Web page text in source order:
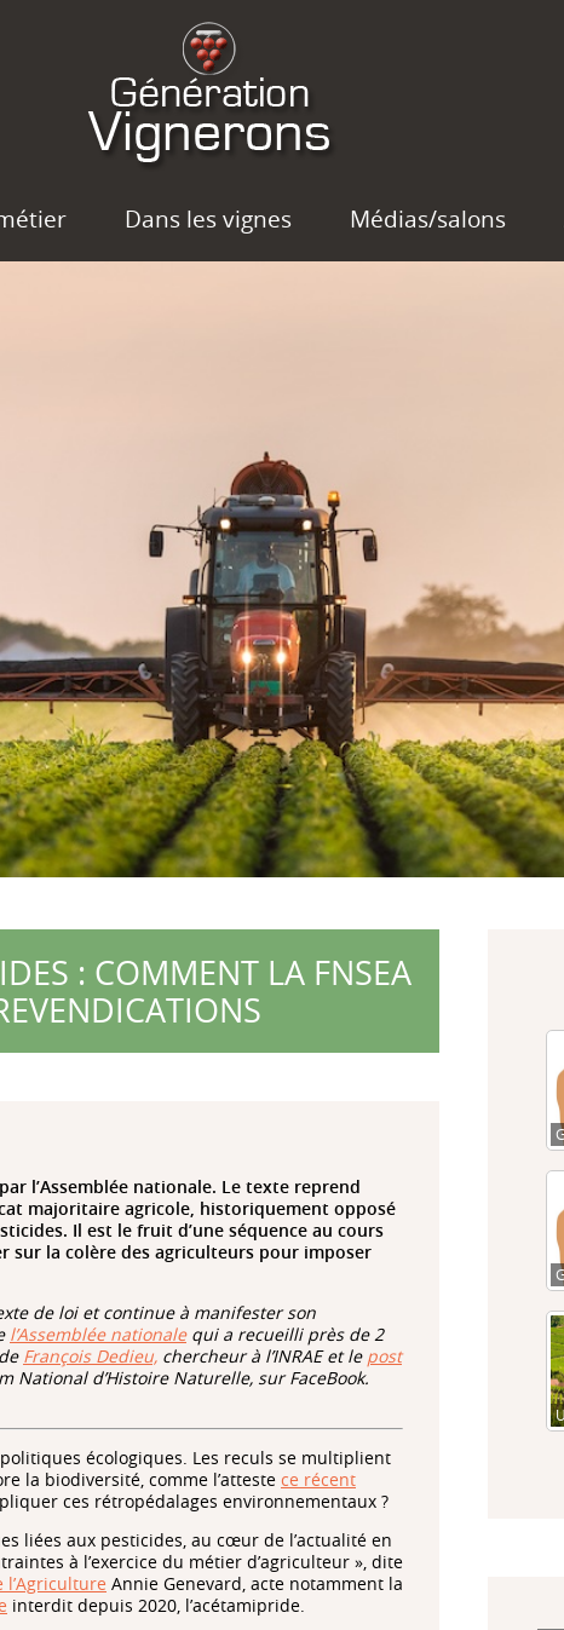
Dans les vignes Médias/salons
: COMMENT LA FNSEA
l’Assemblée nationale. Le texte reprend
majoritaire agricole, historiquement opposé
Il est le fruit d’une séquence au cours
sur la colère des agriculteurs pour imposer
de loi et continue à manifester son
l’Assemblée nationalequi a recueilli près de 2
François Dedieu, chercheur à l’INRAE et le post
National d’Histoire Naturelle, sur FaceBook.
écologiques. Les reculs se multiplient
la biodiversité, comme l’atteste ce récent
ces rétropédalages environnementaux ?
liées aux pesticides, au cœur de l’actualité en
à l’exercice du métier d’agriculteur », dite
Annie Genevard, acte notamment la
interdit depuis 2020, l’acétamipride.